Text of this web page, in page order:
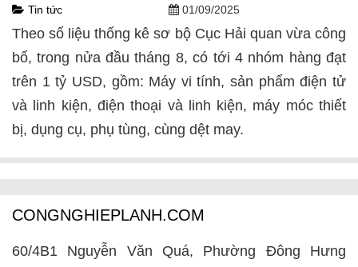
Tin tức 01/09/2025
Theo số liệu thống kê sơ bộ Cục Hải quan vừa công
bố, trong nửa đầu tháng 8, có tới 4 nhóm hàng đạt
trên 1 tỷ USD, gồm: Máy vi tính, sản phẩm điện tử
và linh kiện, điện thoại và linh kiện, máy móc thiết
bị, dụng cụ, phụ tùng, cùng dệt may.
CONGNGHIEPLANH.COM
60/4B1 Nguyễn Văn Quá, Phường Đông Hưng